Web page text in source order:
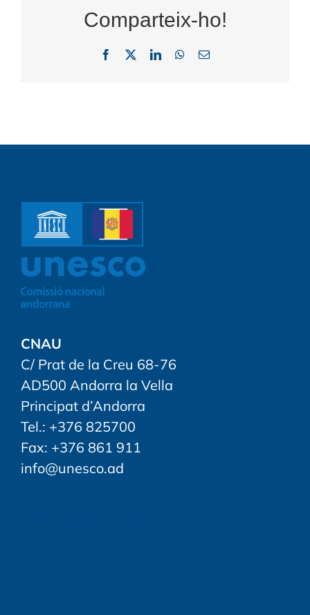
Comparteix-ho!
Facebook LinkedInWhatsApp
Email:
CNAU
C/ Prat de la Creu 68-76
AD500 Andorra la Vella
Principat d’Andorra
Tel.: +376 825700
Fax: +376 861 911
info@unesco.ad